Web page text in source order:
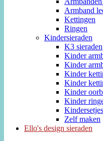
Armband
Kettingen
Ringen
Kindersieraden
K3 sieraden
Kinder
Kinder
Kinder
Kinder
Kinder
Kinder
Kindersetjes
Zelf maken
Ello's design sieraden